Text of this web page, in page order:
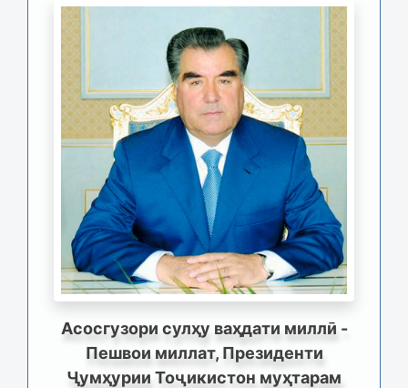
Асосгузори сулҳу ваҳдати миллӣ -
Пешвои миллат, Президенти
Ҷумҳурии Тоҷикистон муҳтарам